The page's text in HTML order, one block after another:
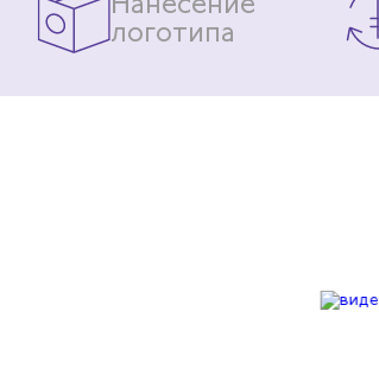
логотипа